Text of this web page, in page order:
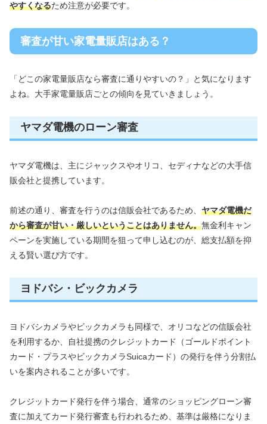
やすくなるため注意が必要です。
審査が甘い家電量販店はある？
「どこの家電量販店なら審査に通りやすいの？」と気になります
よね。大手家電量販店ごとの傾向を見ていきましょう。
ヤマダ電機のローン審査
ヤマダ電機は、主にジャックスやオリコ、セディナなどの大手信
販会社と提携しています。
前述の通り、審査を行うのは信販会社であるため、 ヤマダ電機だ
から審査が甘い・厳しいということはありません。無金利キャン
ペーンを実施している期間を狙って申し込むのが、総支払額を抑
える賢い選び方です。
ヨドバシ・ビックカメラ
ヨドバシカメラやビックカメラも同様で、オリコなどの信販会社
を利用するか、自社提携のクレジットカード（ゴールドポイント
カード・プラスやビックカメラSuicaカード）の発行を伴う分割払
いを案内されることが多いです。
クレジットカード発行を伴う場合、通常のショッピングローン審
査に加えてカード発行審査も行われるため、基準は厳格になりま